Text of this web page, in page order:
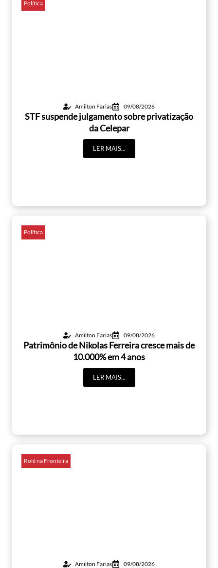
Política
Amilton Farias 09/08/2026
STF suspende julgamento sobre privatização
da Celepar
LER MAIS...
Política
Amilton Farias 09/08/2026
Patrimônio de Nikolas Ferreira cresce mais de
10.000% em 4 anos
LER MAIS...
Rolê na Fronteira
Amilton Farias 09/08/2026